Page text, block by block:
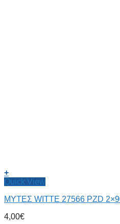
+
Quick View
ΜΥΤΕΣ WITTE 27566 PZD
4,00€